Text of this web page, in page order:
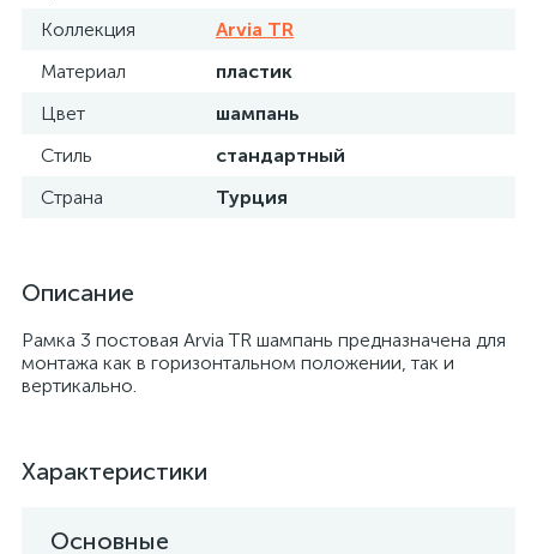
Коллекция
Arvia TR
Материал
пластик
Цвет
шампань
Стиль
стандартный
Страна
Турция
Описание
Рамка 3 постовая Arvia TR шампань предназначена для
монтажа как в горизонтальном положении, так и
вертикально.
Характеристики
Основные